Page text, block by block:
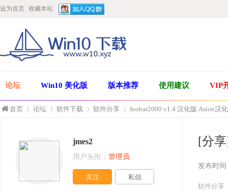
设为首页 收藏本站
论坛 Win10 美化版 版本推荐 使用建议 VIP
首页
»
论坛 软件下载
›
软件分享
›
foobar2000 v1.4 汉化版 Asion汉
[分
发布时间
软件分享
jmes2
用户头衔： 管理员
关注 私信